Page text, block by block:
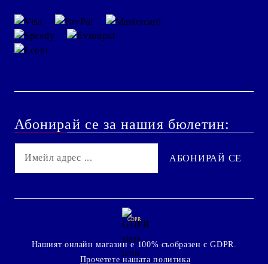
Абонирай се за нашия бюлетин:
GDPR
Нашият онлайн магазин е 100% съобразен с GDPR.
Прочетете нашата политика